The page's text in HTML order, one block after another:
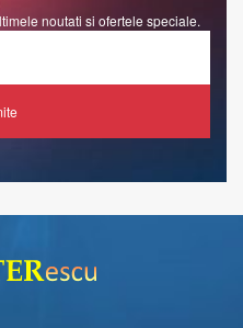
noutati si ofertele speciale.